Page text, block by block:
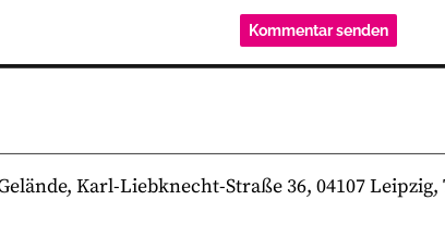
Karl-Liebknecht-Straße 36, 04107